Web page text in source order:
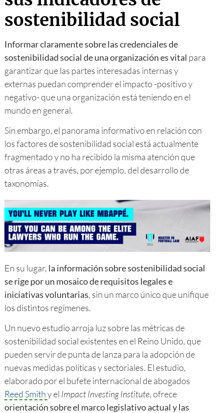
sostenibilidad social
Informar claramente sobre las credenciales de
sostenibilidad social de una organización es vital para
garantizar que las partes interesadas internas y
externas puedan comprender el impacto -positivo y
negativo- que una organización está teniendo en el
mundo en general.
Sin embargo, el panorama informativo en relación con
los factores de sostenibilidad social está actualmente
fragmentado y no ha recibido la misma atención que
otras áreas a través, por ejemplo, del desarrollo de
taxonomías.
En su lugar, la información sobre sostenibilidad social
se rige por un mosaico de requisitos legales e
iniciativas voluntarias, sin un marco único que unifique
los distintos regímenes.
Un nuevo estudio arroja luz sobre las métricas de
sostenibilidad social existentes en el Reino Unido, que
pueden servir de punta de lanza para la adopción de
nuevas medidas políticas y sectoriales. El estudio,
elaborado por el bufete internacional de abogados
Reed Smithy el Impact Investing Institute, ofrece
orientación sobre el marco legislativo actual y las